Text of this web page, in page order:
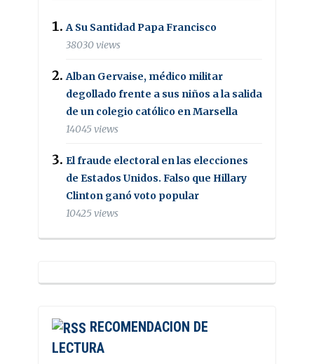
A Su Santidad Papa Francisco
38030 views
Alban Gervaise, médico militar
degollado frente a sus niños a la salida
de un colegio católico en Marsella
14045 views
El fraude electoral en las elecciones
de Estados Unidos. Falso que Hillary
Clinton ganó voto popular
10425 views
RECOMENDACION DE
LECTURA